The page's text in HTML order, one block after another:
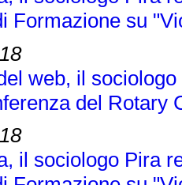
Formazione su
web, il
del Rotary
il sociologo Pira